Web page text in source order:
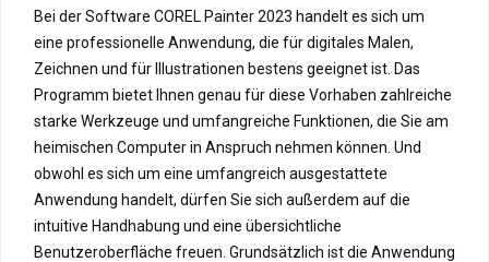
Bei der Software COREL Painter 2023 handelt es sich um
eine professionelle Anwendung, die für digitales Malen,
Zeichnen und für Illustrationen bestens geeignet ist. Das
Programm bietet Ihnen genau für diese Vorhaben zahlreiche
starke Werkzeuge und umfangreiche Funktionen, die Sie am
heimischen Computer in Anspruch nehmen können. Und
obwohl es sich um eine umfangreich ausgestattete
Anwendung handelt, dürfen Sie sich außerdem auf die
intuitive Handhabung und eine übersichtliche
Benutzeroberfläche freuen. Grundsätzlich ist die Anwendung